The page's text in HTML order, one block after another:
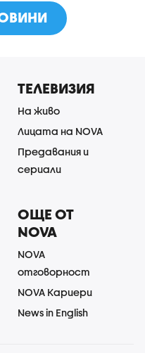
ТЕЛЕВИЗИЯ
На живо
Лицата на NOVA
Предавания и
сериали
ОЩЕ ОТ
NOVA
NOVA
отговорност
NOVA Кариери
News in English